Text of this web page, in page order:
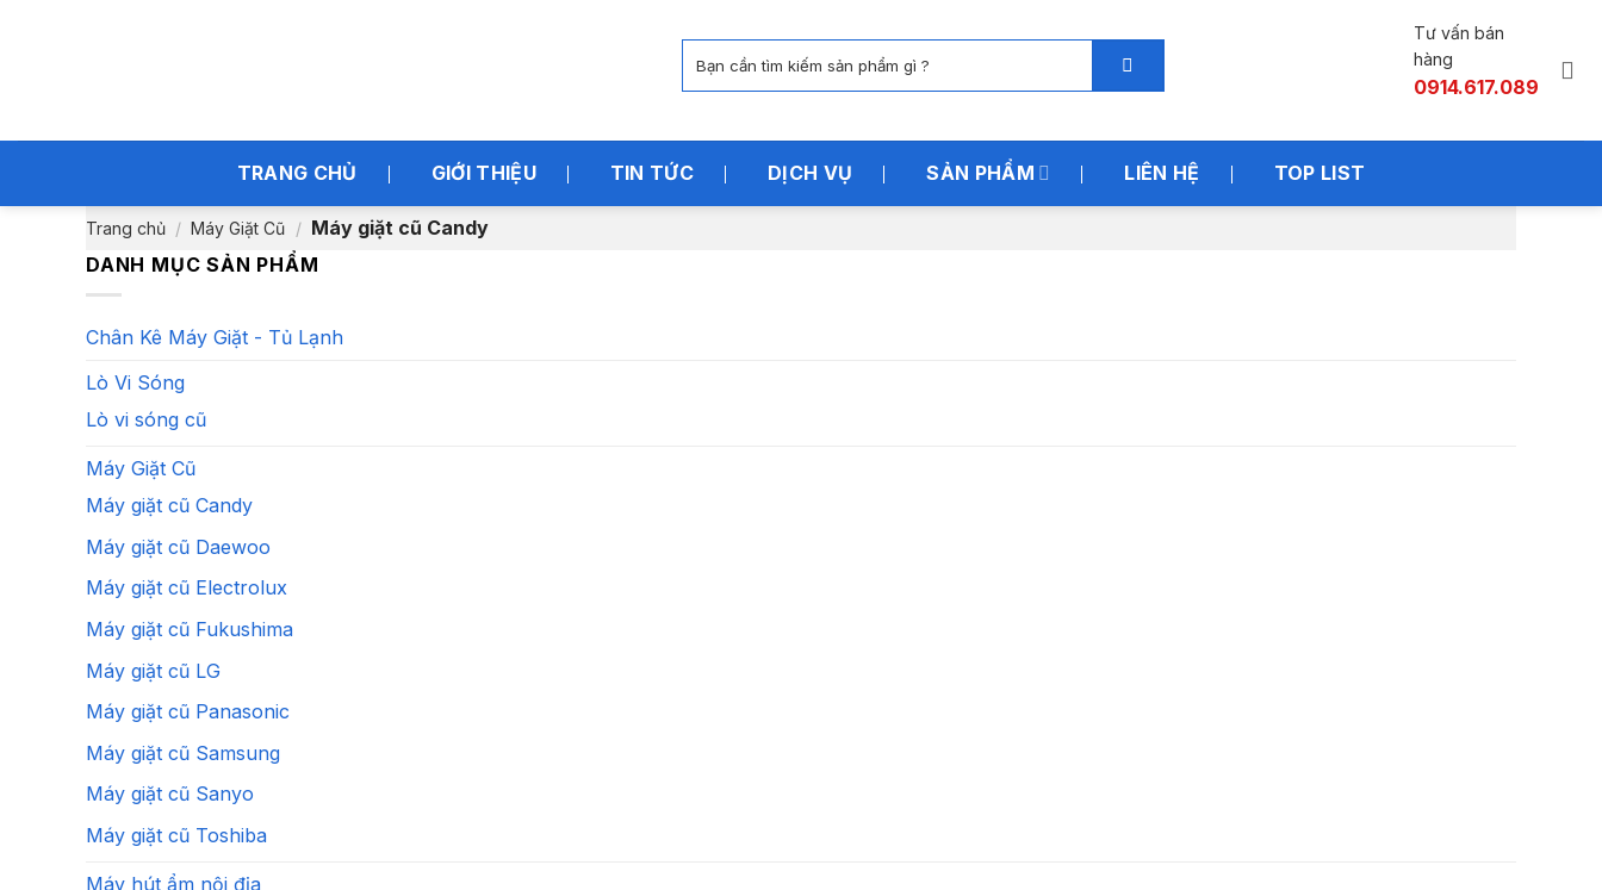
kiếm:
Tư vấn bán
hàng
0914.617.089
TRANG CHỦ GIỚI THIỆU TIN TỨC DỊCH VỤ SẢN PHẨM LIÊN HỆ TOP LIST
Trang chủ / Máy Giặt Cũ / Máy giặt cũ Candy
DANH MỤC SẢN PHẨM
Chân Kê Máy Giặt - Tủ Lạnh
Lò Vi Sóng
Lò vi sóng cũ
Máy Giặt Cũ
Máy giặt cũ Candy
Máy giặt cũ Daewoo
Máy giặt cũ Electrolux
Máy giặt cũ Fukushima
Máy giặt cũ LG
Máy giặt cũ Panasonic
Máy giặt cũ Samsung
Máy giặt cũ Sanyo
Máy giặt cũ Toshiba
Máy hút ẩm nội địa